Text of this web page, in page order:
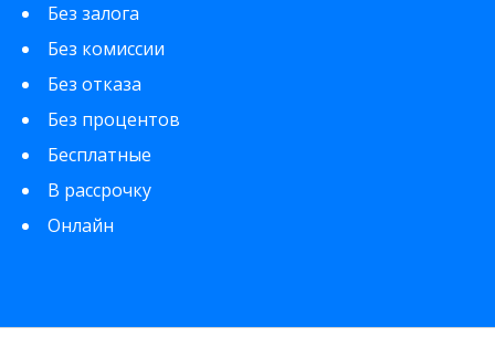
Без залога
Без комиссии
Без отказа
Без процентов
Бесплатные
В рассрочку
Онлайн